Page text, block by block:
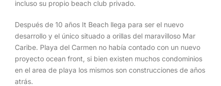
incluso su propio beach club privado.
Después de 10 años It Beach llega para ser el nuevo
desarrollo y el único situado a orillas del maravilloso Mar
Caribe. Playa del Carmen no había contado con un nuevo
proyecto ocean front, si bien existen muchos condominios
en el area de playa los mismos son construcciones de años
atrás.